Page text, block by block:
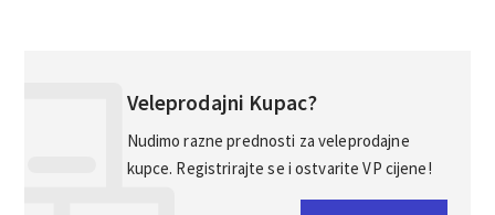
Veleprodajni Kupac?
Nudimo razne prednosti za veleprodajne
kupce. Registrirajte se i ostvarite VP cijene!